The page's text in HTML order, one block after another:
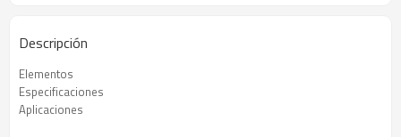
Descripción
Elementos
Especificaciones
Aplicaciones